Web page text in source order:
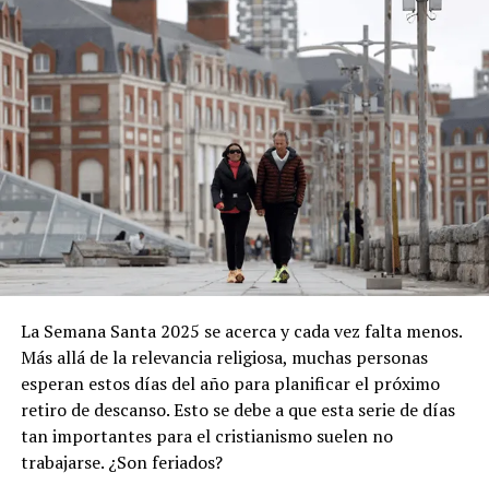
La Semana Santa 2025 se acerca y cada vez falta menos.
Más allá de la relevancia religiosa, muchas personas
esperan estos días del año para planificar el próximo
retiro de descanso. Esto se debe a que esta serie de días
tan importantes para el cristianismo suelen no
trabajarse. ¿Son feriados?